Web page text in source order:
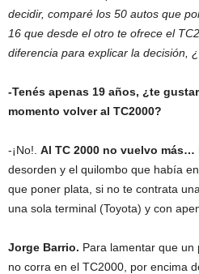
decidir, comparé los 50 autos que
16 que desde el otro te ofrece el
diferencia para explicar la decisión,
-Tenés apenas 19 años, ¿te
momento volver al TC2000?
-¡No!. Al TC 2000 no vuelvo más…
desorden y el quilombo que había
que poner plata, si no te contrata
una sola terminal (Toyota) y con
Jorge Barrio. Para lamentar que un
no corra en el TC2000, por encima